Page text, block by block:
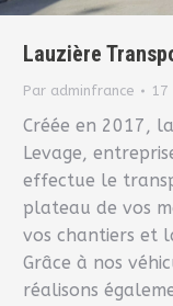
Lauzière
Par adminfrance 17
Créée en 2017,
Levage,
effectue le
plateau de vos
vos chantiers et
Grâce à nos
réalisons